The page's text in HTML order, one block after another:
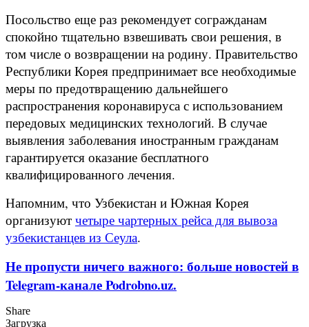
Посольство еще раз рекомендует согражданам
спокойно тщательно взвешивать свои решения, в
том числе о возвращении на родину. Правительство
Республики Корея предпринимает все необходимые
меры по предотвращению дальнейшего
распространения коронавируса с использованием
передовых медицинских технологий. В случае
выявления заболевания иностранным гражданам
гарантируется оказание бесплатного
квалифицированного лечения.
Напомним, что Узбекистан и Южная Корея
организуют четыре чартерных рейса для вывоза
узбекистанцев из Сеула.
Не пропусти ничего важного: больше новостей в
Telegram-канале Podrobno.uz.
Share
Загрузка